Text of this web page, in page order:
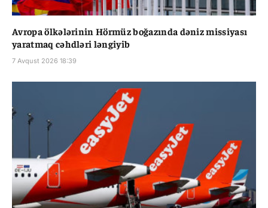
Avropa ölkələrinin Hörmüz boğazında dəniz missiyası
yaratmaq cəhdləri ləngiyib
7 Avqust 2026 18:39